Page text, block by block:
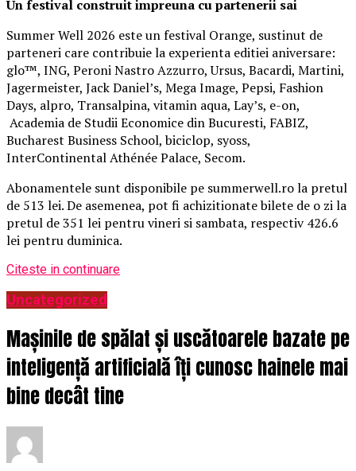
Un festival construitimpreuna cu partenerii sai
Summer Well 2026 este un festival Orange, sustinut de
parteneri care contribuie la experienta editiei aniversare:
glo™, ING, Peroni Nastro Azzurro, Ursus, Bacardi, Martini,
Jagermeister, Jack Daniel’s, Mega Image, Pepsi, Fashion
Days, alpro, Transalpina, vitamin aqua, Lay’s, e-on,
Academia de Studii Economice din Bucuresti, FABIZ,
Bucharest Business School, biciclop, syoss,
InterContinental Athénée Palace, Secom.
Abonamentele sunt disponibile pe summerwell.ro la pretul
de 513 lei. De asemenea, pot fi achizitionate bilete de o zi la
pretul de 351 lei pentru vineri si sambata, respectiv 426.6
lei pentru duminica.
Citeste in continuare
Uncategorized
Mașinile de spălat și uscătoarele bazate pe
inteligență artificială îți cunosc hainele mai
bine decât tine